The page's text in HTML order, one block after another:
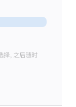
择，之后随时